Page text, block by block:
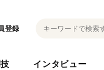
登録
インタビュー